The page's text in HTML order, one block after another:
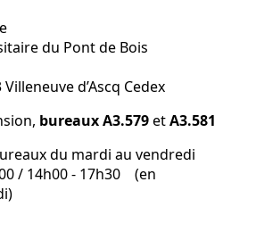
du Pont de Bois
d’Ascq Cedex
bureaux A3.579etA3.581
du mardi au vendredi
/ 14h00 - 17h30 (en